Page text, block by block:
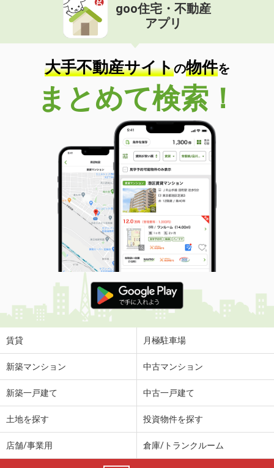
goo住宅・不動産
アプリ
大手不動産サイトの物件を
まとめて検索！
賃貸 月極駐車場
新築マンション 中古マンション
新築一戸建て 中古一戸建て
土地を探す 投資物件を探す
店舗/事業用 倉庫/トランクルーム